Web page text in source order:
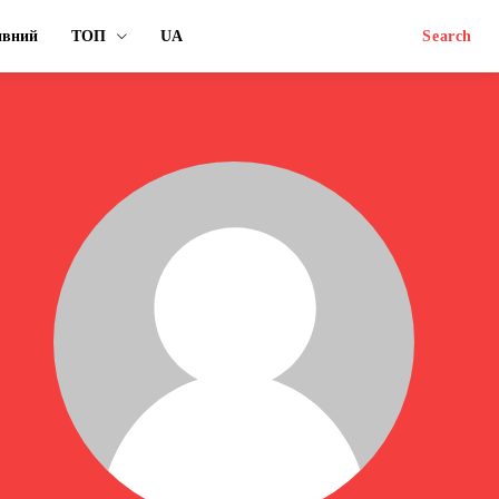
ТОП UA Search